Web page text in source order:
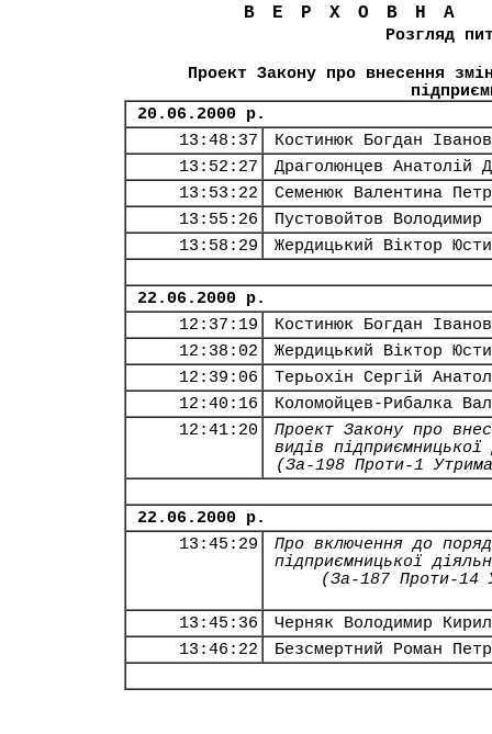
Розгляд
Проект Закону про внесення
20.06.2000 р.
13:48:37
Костинюк Богдан
13:52:27
Драголюнцев Анатолій
13:53:22
Семенюк Валентина
13:55:26
Пустовойтов Володимир
13:58:29
Жердицький Віктор
22.06.2000 р.
12:37:19
Костинюк Богдан
12:38:02
Жердицький Віктор
12:39:06
Терьохін Сергій
12:40:16
Коломойцев-Рибалка
12:41:20
Проект Закону про
видів
(За-198 Проти-1
22.06.2000 р.
13:45:29
Про включення до
підприємницької
(За-187 Проти-14
13:45:36
Черняк Володимир
13:46:22
Безсмертний Роман